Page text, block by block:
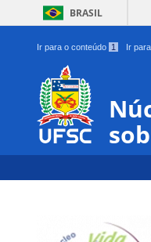
BRASIL
Ir para o conteúdo 1 Ir